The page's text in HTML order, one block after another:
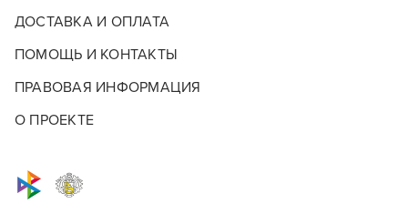
ДОСТАВКА И ОПЛАТА
ПОМОЩЬ И КОНТАКТЫ
ПРАВОВАЯ ИНФОРМАЦИЯ
О ПРОЕКТЕ